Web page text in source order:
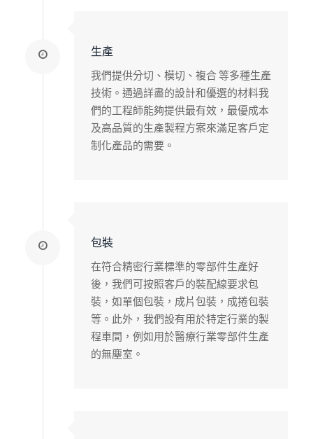
生產
我們提供分切、模切、複合 等多種生產
技術。通過詳盡的設計和優選的材料我
們的工程師能夠提供最有效，最優成本
及高品質的生產製程方案來滿足客戶定
制化產品的需要。
包裝
在符合精密行業標準的零部件生產好
後，我們可按照客戶的裝配線要求包
裝，如單個包裝，成片包裝，成捲包裝
等。此外，我們設有用於特定行業的製
程車間，例如用於醫療行業零部件生產
的無塵室。